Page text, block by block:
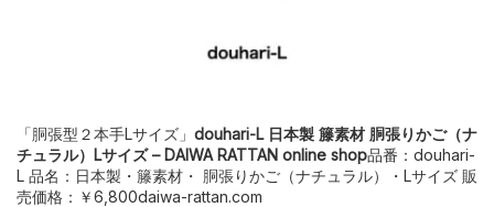
「胴張型２本手Lサイズ」 douhari-L 日本製 籐素材 胴張りかご（ナ
チュラル）Lサイズ – DAIWA RATTAN online shop品番：douhari-
L 品名：日本製・籐素材・ 胴張りかご（ナチュラル）・Lサイズ 販
売価格：￥6,800daiwa-rattan.com